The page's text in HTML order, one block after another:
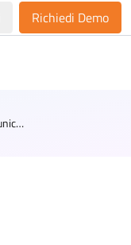
Richiedi Demo
Dipartimento delle Finanze: il canone unico patrimoniale ha natura tributaria